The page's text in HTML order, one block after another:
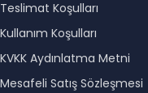
Teslimat Koşulları
Kullanım Koşulları
KVKK Aydınlatma Metni
Mesafeli Satış Sözleşmesi